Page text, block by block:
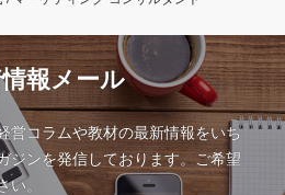
報メール
営コラムや教材の最新情報をいち
ジンを発信しております。ご希望
い。